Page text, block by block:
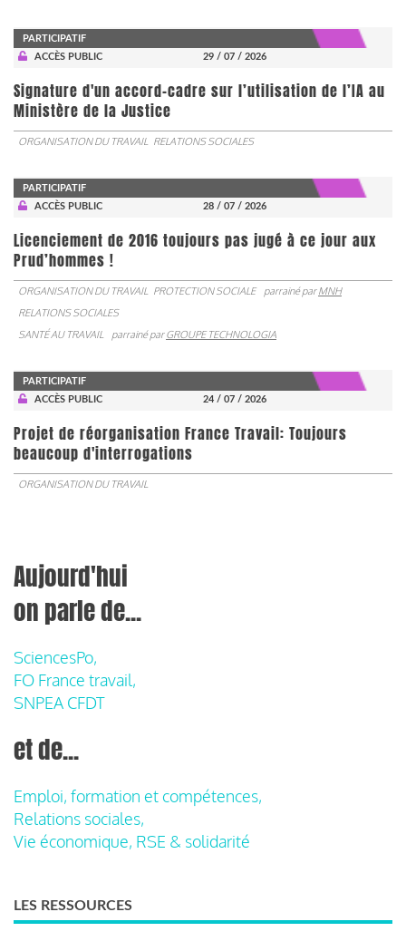
PARTICIPATIF
ACCÈS PUBLIC
29 / 07 / 2026
Signature d'un accord-cadre sur l’utilisation de l’IA au
Ministère de la Justice
ORGANISATION DU TRAVAIL RELATIONS SOCIALES
PARTICIPATIF
ACCÈS PUBLIC
28 / 07 / 2026
Licenciement de 2016 toujours pas jugé à ce jour aux
Prud’hommes !
ORGANISATION DU TRAVAIL PROTECTION SOCIALE parrainé parMNH
RELATIONS SOCIALES
SANTÉ AU TRAVAIL
parrainé parGROUPE TECHNOLOGIA
PARTICIPATIF
ACCÈS PUBLIC
24 / 07 / 2026
Projet de réorganisation France Travail: Toujours
beaucoup d'interrogations
ORGANISATION DU TRAVAIL
Aujourd'hui
on parle de...
SciencesPo,
FO France travail,
SNPEA CFDT
et de...
Emploi, formation et compétences,
Relations sociales,
Vie économique, RSE & solidarité
LES RESSOURCES